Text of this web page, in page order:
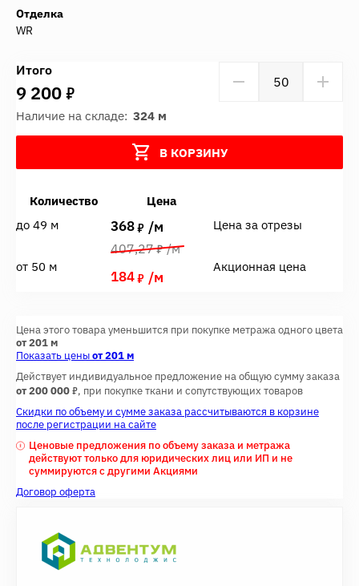
Отделка
WR
Итого
9 2007
Наличие на складе: 324 м
В КОРЗИНУ
Количество
Цена
до 49 м
3687 /м Цена за отрезы
от 50 м
1847 /м
407,277 /м
Акционная цена
Цена этого товара уменьшится при покупке метража одного цвета
от 201 м
Показать ценыот 201 м
Действует индивидуальное предложение на общую сумму заказа
от 200 0007, при покупке ткани и сопутствующих товаров
Скидки по объему и сумме заказа рассчитываются в корзине
после регистрации на сайте
Ценовые предложения по объему заказа и метража
действуют только для юридических лиц или ИП и не
суммируются с другими Акциями
Договор оферта